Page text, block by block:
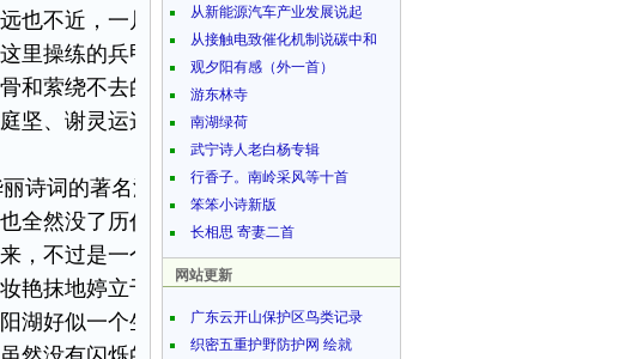
也不近，一片波光激荡，阳
里操练的兵甲曾令天下鼎立
和萦绕不去的湘军和太平军
坚、谢灵运这些中国最优秀
诗词的著名湖泊，我也去游
全然没了历代文人笔下的那
，不过是一个小家碧玉，看
艳抹地婷立于舞台之上，尽
湖好似一个生活在寻常环境
从新能源汽车产业发展说起
从接触电致催化机制说碳中和
观夕阳有感（外一首）
游东林寺
南湖绿荷
武宁诗人老白杨专辑
行香子。南岭采风等十首
笨笨小诗新版
长相思 寄妻二首
网站更新
广东云开山保护区鸟类记录
织密五重护野防护网 绘就